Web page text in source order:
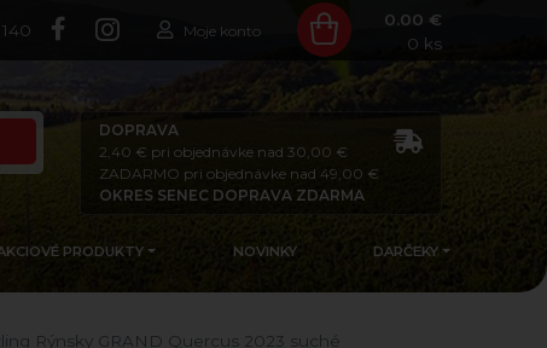
Moje konto
0.00 €
0 ks
DOPRAVA
2,40 € pri objednávke nad 30,00 €
ZADARMO pri objednávke nad 49,00 €
OKRES SENEC DOPRAVA ZDARMA
PRODUKTY NOVINKY DARČEKY
Rýnsky GRAND Quercus 2023 suché